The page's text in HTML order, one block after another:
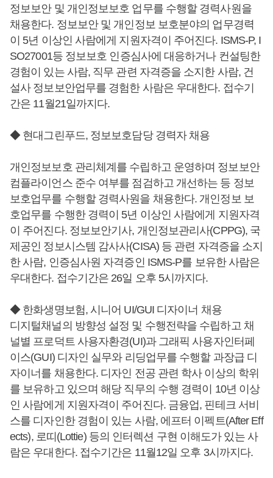
정보보안 및 개인정보보호 업무를 수행할 경력사원을
채용한다. 정보보안 및 개인정보 보호분야의 업무경력
이 5년 이상인 사람에게 지원자격이 주어진다. ISMS-P, I
SO27001등 정보보호 인증심사에 대응하거나 컨설팅한
경험이 있는 사람, 직무 관련 자격증을 소지한 사람, 건
설사 정보보안업무를 경험한 사람은 우대한다. 접수기
간은 11월21일까지다.
◆ 현대그린푸드, 정보보호담당 경력자 채용
개인정보보호 관리체계를 수립하고 운영하며 정보보안
컴플라이언스 준수 여부를 점검하고 개선하는 등 정보
보호업무를 수행할 경력사원을 채용한다. 개인정보 보
호업무를 수행한 경력이 5년 이상인 사람에게 지원자격
이 주어진다. 정보보안기사, 개인정보관리사(CPPG), 국
제공인 정보시스템 감사사(CISA) 등 관련 자격증을 소지
한 사람, 인증심사원 자격증인 ISMS-P를 보유한 사람은
우대한다. 접수기간은 26일 오후 5시까지다.
◆ 한화생명보험, 시니어 UI/GUI 디자이너 채용
디지털채널의 방향성 설정 및 수행전략을 수립하고 채
널별 프로덕트 사용자환경(UI)과 그래픽 사용자인터페
이스(GUI) 디자인 실무와 리딩업무를 수행할 과장급 디
자이너를 채용한다. 디자인 전공 관련 학사 이상의 학위
를 보유하고 있으며 해당 직무의 수행 경력이 10년 이상
인 사람에게 지원자격이 주어진다. 금융업, 핀테크 서비
스를 디자인한 경험이 있는 사람, 에프터 이펙트(After Eff
ects), 로띠(Lottie) 등의 인터렉션 구현 이해도가 있는 사
람은 우대한다. 접수기간은 11월12일 오후 3시까지다.